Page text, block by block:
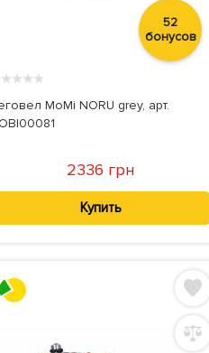
52
бонусов
★★★★
MoMi NORU grey, арт.
2336 грн
Купить